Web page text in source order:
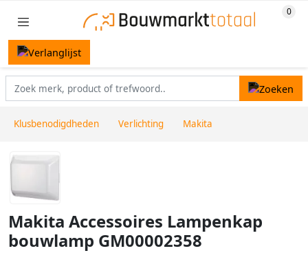
Klusbenodigdheden Verlichting Makita
Makita Accessoires Lampenkap
bouwlamp GM00002358